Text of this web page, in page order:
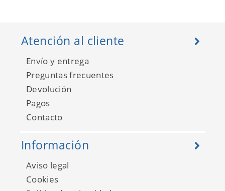
Atención al cliente
Envío y entrega
Preguntas frecuentes
Devolución
Pagos
Contacto
Información
Aviso legal
Cookies